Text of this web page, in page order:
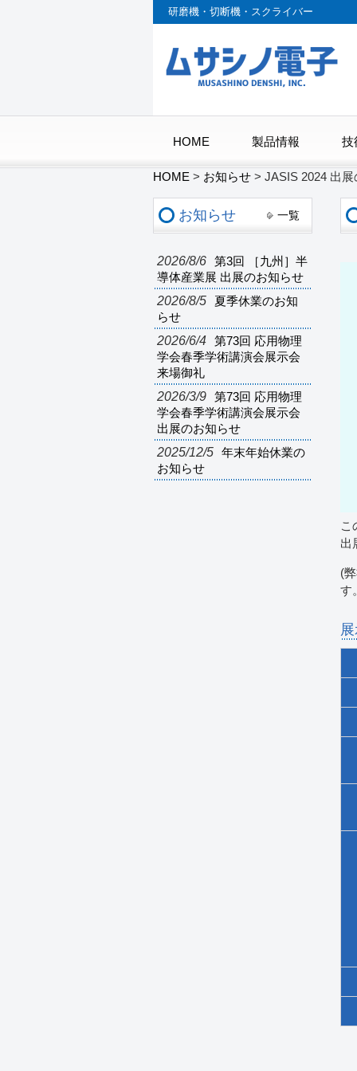
研磨機・切断機・スクライバー
HOME 製品情報 技
HOME > お知らせ > JASIS 2024 出
こ
出
(
す
お知らせ 一覧
2026/8/6
第3回 ［九州］半
導体産業展 出展のお知らせ
2026/8/5
夏季休業のお知
らせ
2026/6/4
第73回 応用物理
学会春季学術講演会展示会
来場御礼
2026/3/9
第73回 応用物理
学会春季学術講演会展示会
出展のお知らせ
2025/12/5
年末年始休業の
お知らせ